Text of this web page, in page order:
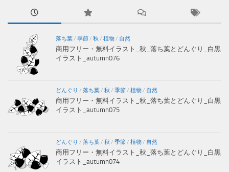
落ち葉/ 季節/ 秋 / 植物/ 自然
商用フリー・無料イラスト_秋_落ち葉とどんぐり_白黒
イラスト_autumn076
どんぐり / 落ち葉/ 秋 / 季節/ 植物/ 自然
商用フリー・無料イラスト_秋_落ち葉とどんぐり_白黒
イラスト_autumn075
どんぐり / 落ち葉/ 秋 / 季節/ 植物/ 自然
商用フリー・無料イラスト_秋_落ち葉とどんぐり_白黒
イラスト_autumn074